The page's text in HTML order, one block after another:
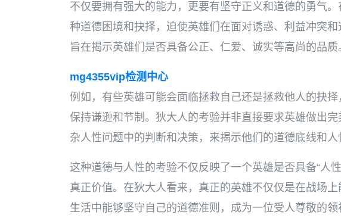
不仅要拥有强大的能力，更要有坚守正义和道德的勇气
种道德困境和抉择，迫使英雄们在面对诱惑、利益冲突
旨在揭示英雄们是否具备公正、仁爱、诚实等高尚的品质
mg4355vip检测中心
例如，有些英雄可能会面临拯救自己还是拯救他人的抉
保持谦逊和节制。狄大人的考验并非直接要求英雄做出
杂人性问题中的判断和决策，来揭示他们的道德底线和人
这种道德与人性的考验不仅反映了一个英雄是否具备“人
真正价值。在狄大人看来，真正的英雄不仅仅是在战场
生活中能够坚守自己的道德准则，成为一位受人尊敬的领